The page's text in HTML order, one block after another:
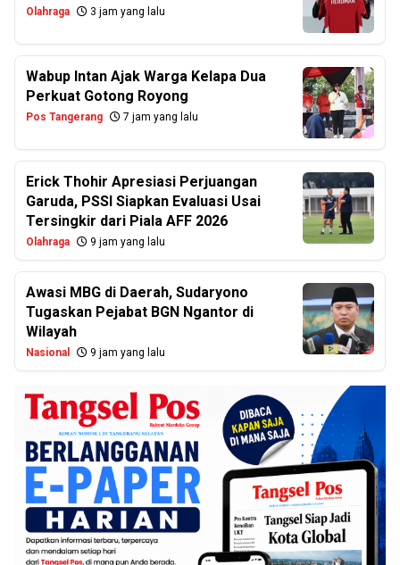
Olahraga 3 jam yang lalu
Wabup Intan Ajak Warga Kelapa Dua
Perkuat Gotong Royong
Pos Tangerang 7 jam yang lalu
Erick Thohir Apresiasi Perjuangan
Garuda, PSSI Siapkan Evaluasi Usai
Tersingkir dari Piala AFF 2026
Olahraga 9 jam yang lalu
Awasi MBG di Daerah, Sudaryono
Tugaskan Pejabat BGN Ngantor di
Wilayah
Nasional 9 jam yang lalu